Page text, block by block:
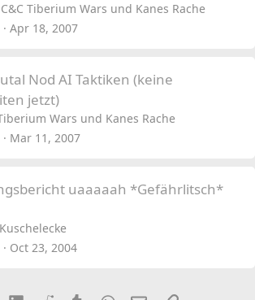
C&C Tiberium Wars und Kanes Rache
Apr 18, 2007
Nod AI Taktiken (keine
jetzt)
Wars und Kanes Rache
Mar 11, 2007
uaaaaah *Gefährlitsch*
Kuschelecke
Oct 23, 2004